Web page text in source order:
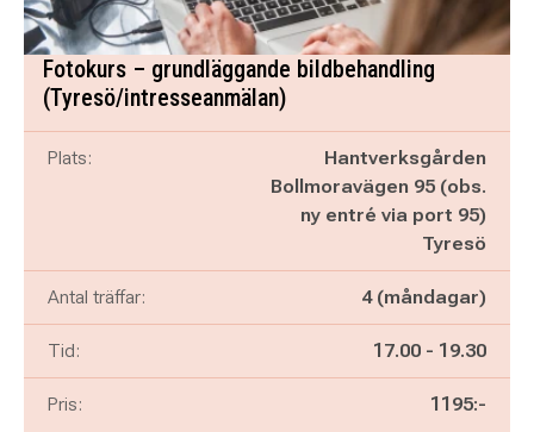
Fotokurs – grundläggande bildbehandling
(Tyresö/intresseanmälan)
Plats:
Hantverksgården
Bollmoravägen 95 (obs.
ny entré via port 95)
Tyresö
Antal träffar: 4 (måndagar)
Tid: Pågår mellan
17.00 - och
19.30
Pris: 1195:-